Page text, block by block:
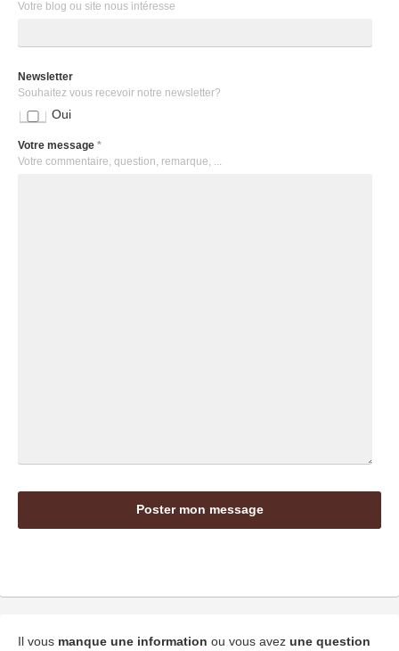
Votre blog ou site nous intéresse
Newsletter
Souhaitez vous recevoir notre newsletter?
Oui
Votre message *
Votre commentaire, question, remarque, ...
Il vous manque une information ou vous avez une question